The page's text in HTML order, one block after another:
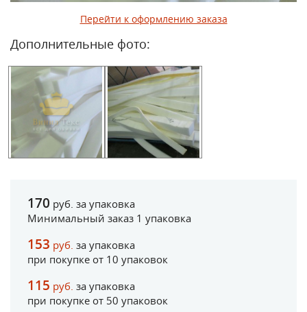
Перейти к оформлению заказа
Дополнительные фото:
170 руб. за упаковка
Минимальный заказ 1 упаковка
153 руб. за упаковка
при покупке от 10 упаковок
115 руб. за упаковка
при покупке от 50 упаковок